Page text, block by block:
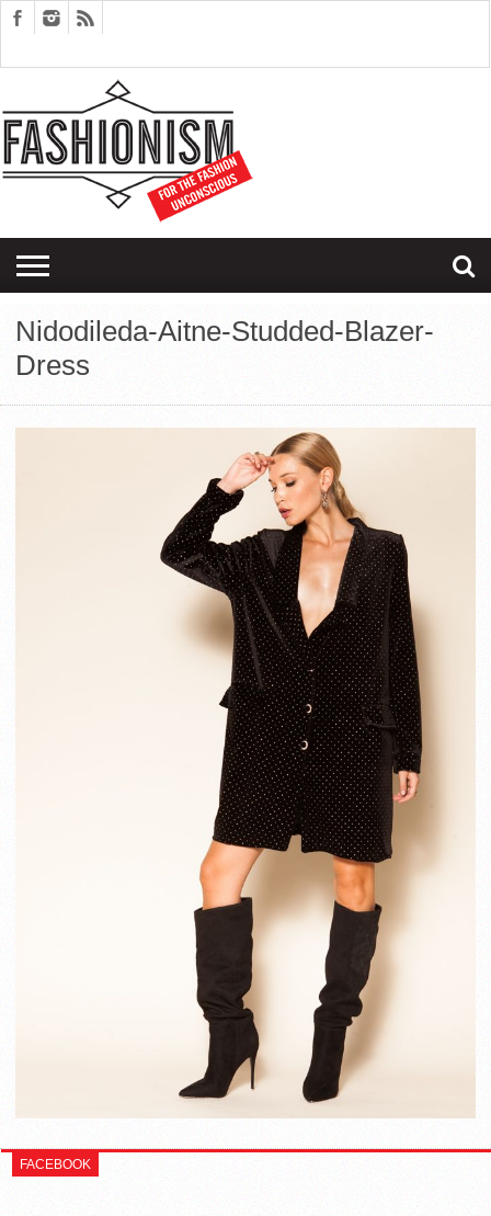
EDITORIALS
COUPLES
THERAPY
SARTORIAGRAM
Nidodileda-Aitne-Studded-Blazer-
Dress
FACEBOOK